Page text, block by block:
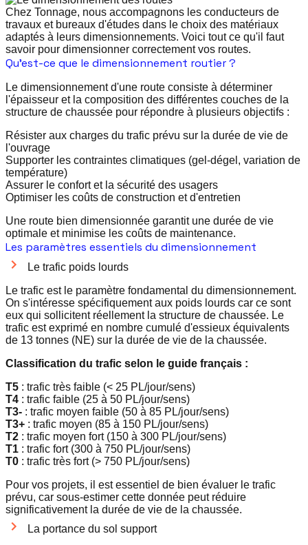
Chez Tonnage, nous accompagnons les conducteurs de
travaux et bureaux d'études dans le choix des matériaux
adaptés à leurs dimensionnements. Voici tout ce qu'il faut
savoir pour dimensionner correctement vos routes.
Qu'est-ce que le dimensionnement routier ?
Le dimensionnement d'une route consiste à déterminer
l'épaisseur et la composition des différentes couches de la
structure de chaussée pour répondre à plusieurs objectifs :
Résister aux charges du trafic prévu sur la durée de vie de
l'ouvrage
Supporter les contraintes climatiques (gel-dégel, variation de
température)
Assurer le confort et la sécurité des usagers
Optimiser les coûts de construction et d'entretien
Une route bien dimensionnée garantit une durée de vie
optimale et minimise les coûts de maintenance.
Les paramètres essentiels du dimensionnement
Le trafic poids lourds
Le trafic est le paramètre fondamental du dimensionnement.
On s'intéresse spécifiquement aux poids lourds car ce sont
eux qui sollicitent réellement la structure de chaussée. Le
trafic est exprimé en nombre cumulé d'essieux équivalents
de 13 tonnes (NE) sur la durée de vie de la chaussée.
Classification du trafic selon le guide français :
T5 : trafic très faible (< 25 PL/jour/sens)
T4 : trafic faible (25 à 50 PL/jour/sens)
T3- : trafic moyen faible (50 à 85 PL/jour/sens)
T3+ : trafic moyen (85 à 150 PL/jour/sens)
T2 : trafic moyen fort (150 à 300 PL/jour/sens)
T1 : trafic fort (300 à 750 PL/jour/sens)
T0 : trafic très fort (> 750 PL/jour/sens)
Pour vos projets, il est essentiel de bien évaluer le trafic
prévu, car sous-estimer cette donnée peut réduire
significativement la durée de vie de la chaussée.
La portance du sol support